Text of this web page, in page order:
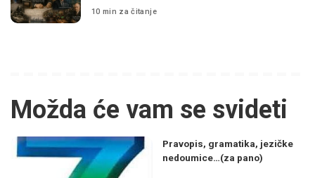
10 min za čitanje
Možda će vam se svideti
Pravopis, gramatika, jezičke
nedoumice…(za pano)